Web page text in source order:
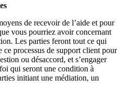
de recevoir de l’aide et pour
vous pourriez avoir concernant
Les parties feront tout ce qui
processus de support client pour
ou désaccord, et s’engager
qui seront une condition à
initiant une médiation, un